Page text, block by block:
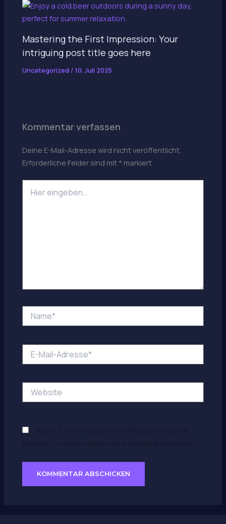
Mastering the First Impression: Your
intriguing post title goes here
Uncategorized / 10. Juli 2025
Kommentar verfassen
Deine E-Mail-Adresse wird nicht veröffentlicht.
Erforderliche Felder sind mit * markiert
eingeben…
Mail-